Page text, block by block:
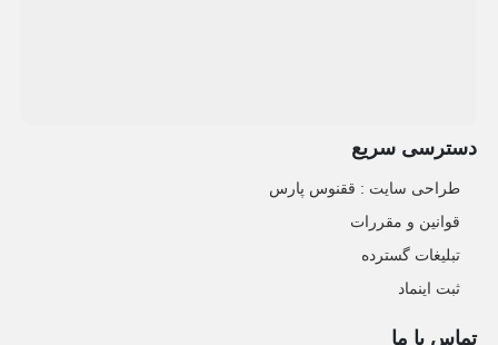
دسترسی سریع
طراحی سایت :‌ ققنوس پارس
قوانین و مقررات
تبلیغات گسترده
ثبت اینماد
تماس با ما